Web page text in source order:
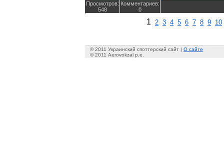
Просмотров:
548
Комментариев:
0
1 2 3 4 5 6 7 8 9 10
© 2011 Украинский споттерский сайт | О сайте
© 2011 Aerovokzal p.e.